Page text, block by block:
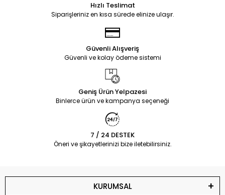
Hızlı Teslimat
Siparişleriniz en kısa sürede elinize ulaşır.
Güvenli Alışveriş
Güvenli ve kolay ödeme sistemi
Geniş Ürün Yelpazesi
Binlerce ürün ve kampanya seçeneği
7 / 24 DESTEK
Öneri ve şikayetlerinizi bize iletebilirsiniz.
KURUMSAL